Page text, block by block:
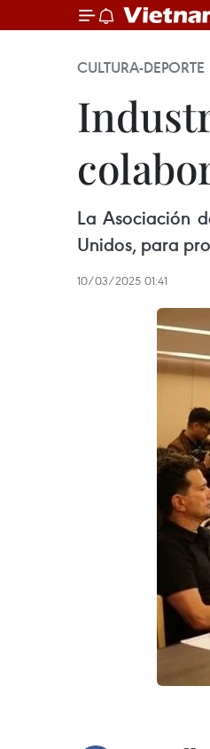
CULTURA-DEPORTE
La Asociación
Unidos, para
10/03/2025 01:41